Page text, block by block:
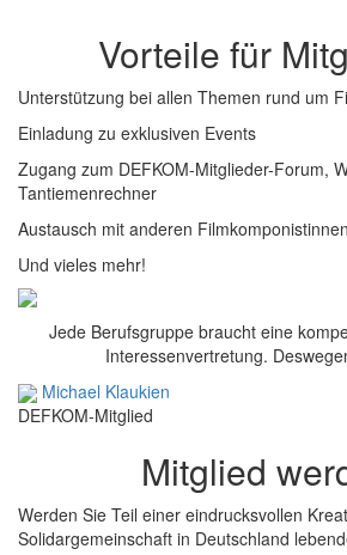
Vorteile für
Unterstützung bei allen Themen rund um
Einladung zu exklusiven Events
Zugang zum DEFKOM-Mitglieder-Forum,
Tantiemenrechner
Austausch mit anderen
Und vieles mehr!
Jede Berufsgruppe braucht eine
Interessenvertretung.
Michael Klaukien
DEFKOM-Mitglied
Mitglied
Werden Sie Teil einer eindrucksvollen
Solidargemeinschaft in Deutschland